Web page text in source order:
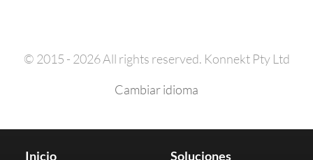
© 2015 - 2026 All rights reserved. Konnekt Pty Ltd
Cambiar idioma
Inicio
Soluciones